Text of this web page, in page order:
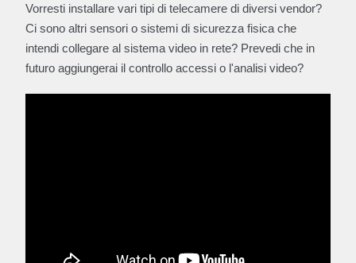
Vorresti installare vari tipi di telecamere di diversi vendor?
Ci sono altri sensori o sistemi di sicurezza fisica che
intendi collegare al sistema video in rete? Prevedi che in
futuro aggiungerai il controllo accessi o l'analisi video?